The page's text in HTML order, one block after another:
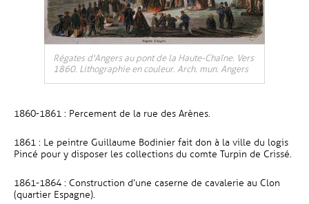
Régates d'Angers au pont de la Haute-Chaîne. Vers
1860. Lithographie en couleur. Arch. mun. Angers
1860-1861 : Percement de la rue des Arènes.
1861 : Le peintre Guillaume Bodinier fait don à la ville du logis
Pincé pour y disposer les collections du comte Turpin de Crissé.
1861-1864 : Construction d’une caserne de cavalerie au Clon
(quartier Espagne).